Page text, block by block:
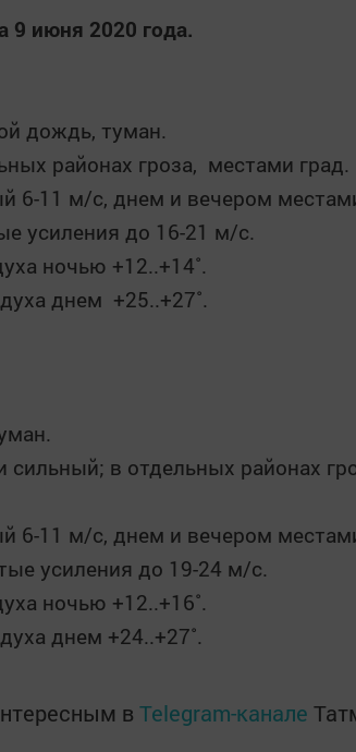
9 июня 2020 года.
дождь, туман.
районах гроза, местами град.
6-11 м/с, днем и вечером
усиления до 16-21 м/с.
ночью +12..+14˚.
днем +25..+27˚.
в отдельных районах
6-11 м/с, днем и вечером
усиления до 19-24 м/с.
ночью +12..+16˚.
днем +24..+27˚.
в Telegram-канале